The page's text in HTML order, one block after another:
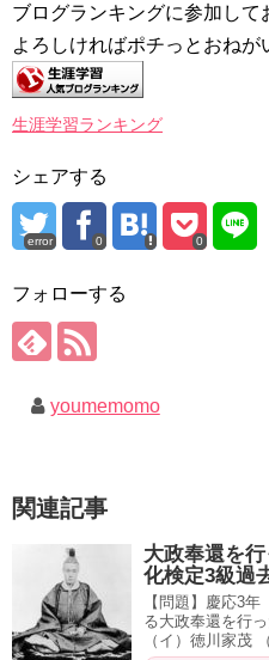
ブログランキングに参加して
よろしければポチっとおねが
生涯学習ランキング
シェアする
error 0 0
フォローする
youmemomo
関連記事
大政奉還を
化検定3級過
【問題】慶応3
る大政奉還を行
（イ）徳川家茂